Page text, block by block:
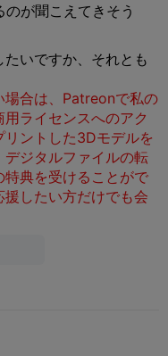
が聞こえてきそう
いですか、それとも
場合は、Patreonで私の
ライセンスへのアク
ントした3Dモデルを
ジタルファイルの転
典を受けることがで
したい方だけでも会